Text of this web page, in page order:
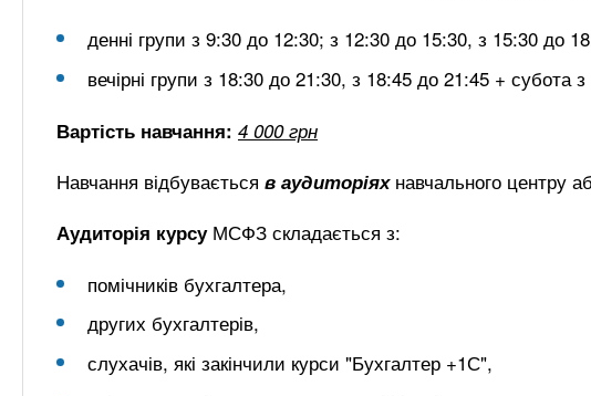
денні групи з 9:30 до 12:30; з 12:30 до 15:30, з 15:30 до
вечірні групи з 18:30 до 21:30, з 18:45 до 21:45 + субота
Вартість навчання: 4 000 грн
Навчання відбувається в аудиторіяхнавчального центру
Аудиторія курсу МСФЗ складається з:
помічників бухгалтера,
других бухгалтерів,
слухачів, які закінчили курси "Бухгалтер +1С",